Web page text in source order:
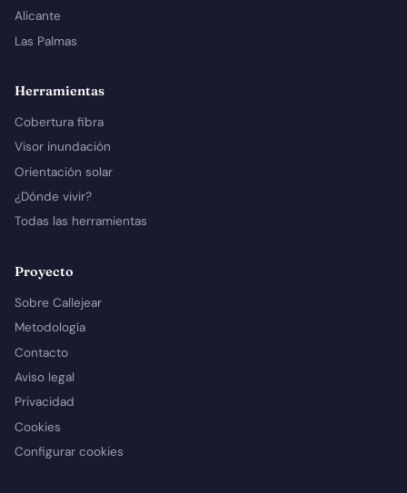
Alicante
Las Palmas
Herramientas
Cobertura fibra
Visor inundación
Orientación solar
¿Dónde vivir?
Todas las herramientas
Proyecto
Sobre Callejear
Metodología
Contacto
Aviso legal
Privacidad
Cookies
Configurar cookies